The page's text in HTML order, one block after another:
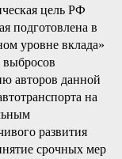
цель РФ
подготовлена в
уровне вклада»
авторов данной
на
развития
срочных мер